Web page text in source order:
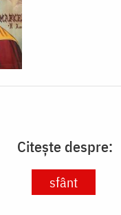
Citește despre:
sfânt